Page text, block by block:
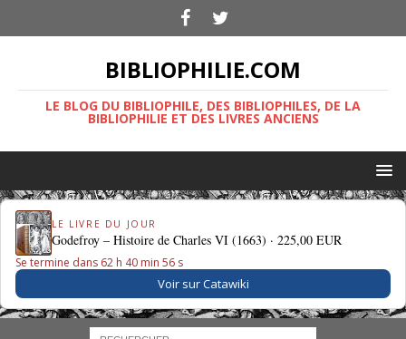
BIBLIOPHILIE.COM
LE BLOG DU BIBLIOPHILE, DES BIBLIOPHILES, DE LA
BIBLIOPHILIE ET DES LIVRES ANCIENS
LE LIVRE DU JOUR
Godefroy – Histoire de Charles VI (1663) ·225,00 EUR
Se termine dans 62 h 40 min 55 s
Voir sur Catawiki